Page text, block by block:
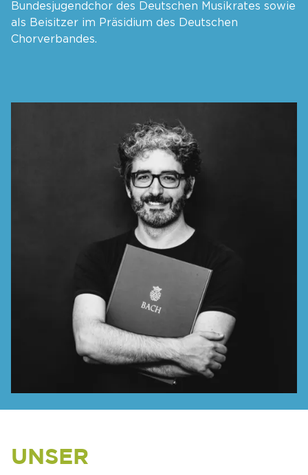
Bundesjugendchor des Deutschen Musikrates sowie
als Beisitzer im Präsidium des Deutschen
Chorverbandes.
UNSER